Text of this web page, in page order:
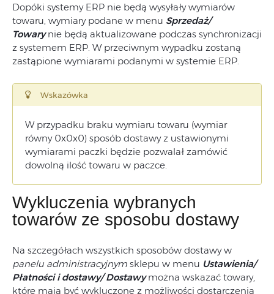
Dopóki systemy ERP nie będą wysyłały wymiarów
towaru, wymiary podane w menu Sprzedaż/
Towary nie będą aktualizowane podczas synchronizacji
z systemem ERP. W przeciwnym wypadku zostaną
zastąpione wymiarami podanymi w systemie ERP.
Wskazówka
W przypadku braku wymiaru towaru (wymiar
równy 0x0x0) sposób dostawy z ustawionymi
wymiarami paczki będzie pozwalał zamówić
dowolną ilość towaru w paczce.
Wykluczenia wybranych
towarów ze sposobu dostawy
Na szczegółach wszystkich sposobów dostawy w
panelu administracyjnym sklepu w menu Ustawienia/
Płatności i dostawy/ Dostawymożna wskazać towary,
które mają być wykluczone z możliwości dostarczenia